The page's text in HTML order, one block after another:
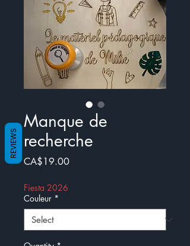
Manque de
recherche
CA$19.00Price
Fiesta 2026
Couleur *
REVIEWS